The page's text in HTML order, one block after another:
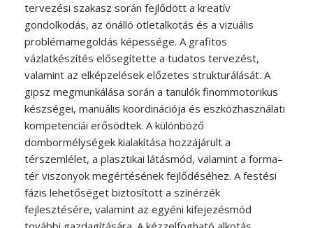
tervezési szakasz során fejlődött a kreatív
gondolkodás, az önálló ötletalkotás és a vizuális
problémamegoldás képessége. A grafitos
vázlatkészítés elősegítette a tudatos tervezést,
valamint az elképzelések előzetes strukturálását. A
gipsz megmunkálása során a tanulók finommotorikus
készségei, manuális koordinációja és eszközhasználati
kompetenciái erősödtek. A különböző
dombormélységek kialakítása hozzájárult a
térszemlélet, a plasztikai látásmód, valamint a forma–
tér viszonyok megértésének fejlődéséhez. A festési
fázis lehetőséget biztosított a színérzék
fejlesztésére, valamint az egyéni kifejezésmód